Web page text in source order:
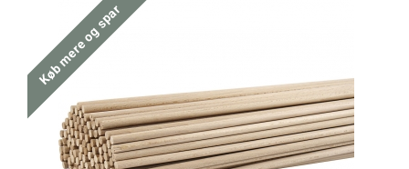
Køb mere og spar